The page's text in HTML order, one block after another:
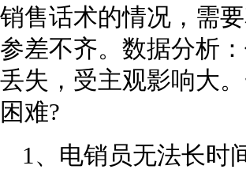
销售话术的情况，需
参差不齐。数据分析
丢失，受主观影响大
困难?
1、电销员无法长时